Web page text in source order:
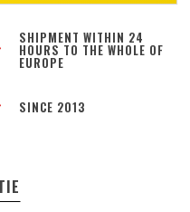
SHIPMENT WITHIN 24
HOURS TO THE WHOLE OF
EUROPE
SINCE 2013